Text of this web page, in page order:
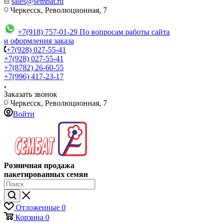
Черкесск, Революционная, 7
+7(918) 757-01-29 По вопросам работы сайта
и оформления заказа
+7(928) 027-55-41
+7(928) 027-55-41
+7(8782) 26-60-55
+7(996) 417-23-17
Заказать звонок
Черкесск, Революционная, 7
Войти
Розничная продажа
пакетированных семян
Отложенные 0
Корзина 0